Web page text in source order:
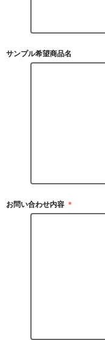
サンプル希望商品名
お問い合わせ内容 ＊